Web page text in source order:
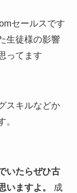
セールスです
生徒様の影響
ってます
スキルなどか
。
いたらぜひ古
いますよ。
成